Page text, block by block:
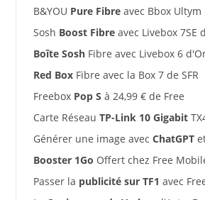
B&YOU Pure Fibreavec Bbox Ultym
Sosh Boost Fibreavec Livebox 7SE
Boîte SoshFibre avec Livebox 6
Red BoxFibre avec la Box 7 de SFR
Freebox Pop S à 24,99 € de Free
Carte Réseau TP-Link 10 Gigabit
Générer une image avec ChatGPT
Booster 1Go Offert chez Free
Passer la publicité sur TF1 avec